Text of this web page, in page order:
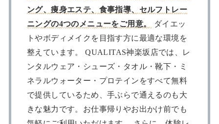
ング、痩身エステ、食事指導、セルフトレー
ニングの4つのメニューをご用意。
ダイエッ
トやボディメイクを目指す方に最適な環境を
整えています。 QUALITAS神楽坂店では、レ
ンタルウェア・シューズ・タオル・靴下・ミ
ネラルウォーター・プロテインをすべて無料
で提供しているため、手ぶらで通えるのも大
きな魅力です。お仕事帰りやお出かけ前でも